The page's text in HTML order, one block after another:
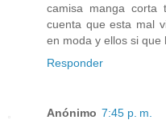
camisa manga corta
cuenta que esta mal
en moda y ellos si que
Responder
Anónimo 7:45 p. m.